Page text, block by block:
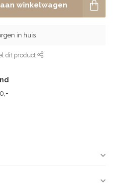
winkelwagen
in huis
dit product